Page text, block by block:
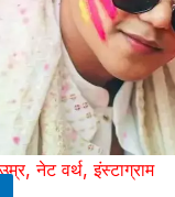
नेट वर्थ, इंस्टाग्राम